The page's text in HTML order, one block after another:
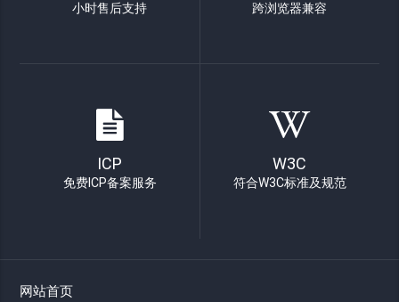
小时售后支持 跨浏览器兼容
ICP
免费ICP备案服务
W3C
符合W3C标准及规范
网站首页